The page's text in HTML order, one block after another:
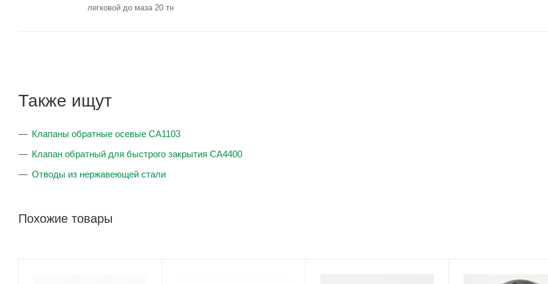
легковой до маза 20 тн
Также ищут
Клапаны обратные осевые CA1103
Клапан обратный для быстрого закрытия CA4400
Отводы из нержавеющей стали
Похожие товары